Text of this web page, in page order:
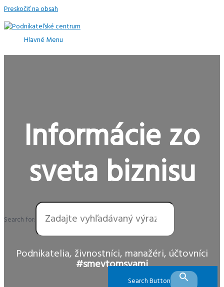
Preskočiť na obsah
Hlavné Menu
Informácie zo
sveta biznisu
Search for:
Search Button
Podnikatelia, živnostníci, manažéri, účtovníci
#smevtomsvami